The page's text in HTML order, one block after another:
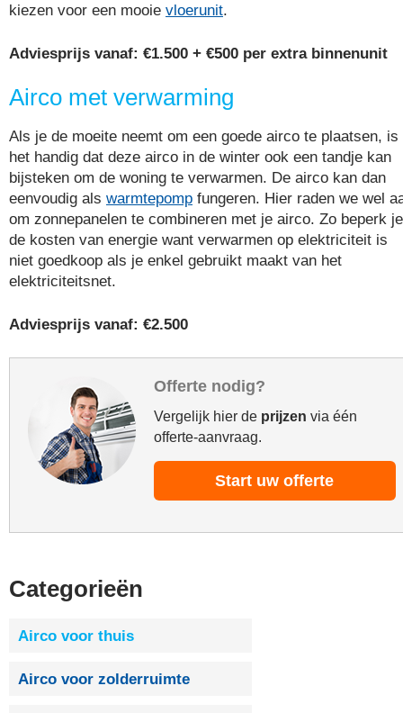
kiezen voor een mooie vloerunit.
Adviesprijs vanaf: €1.500 + €500 per extra binnenunit
Airco met verwarming
Als je de moeite neemt om een goede airco te plaatsen, is
het handig dat deze airco in de winter ook een tandje kan
bijsteken om de woning te verwarmen. De airco kan dan
eenvoudig als warmtepomp fungeren. Hier raden we wel
om zonnepanelen te combineren met je airco. Zo beperk je
de kosten van energie want verwarmen op elektriciteit is
niet goedkoop als je enkel gebruikt maakt van het
elektriciteitsnet.
Adviesprijs vanaf: €2.500
Offerte nodig?
Vergelijk hier de prijzen via één
offerte-aanvraag.
Start uw offerte
Categorieën
Airco voor thuis
Airco voor zolderruimte